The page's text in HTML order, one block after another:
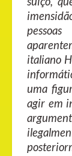
italiano
uma
agir em